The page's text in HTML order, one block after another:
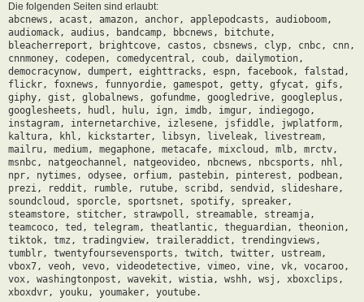
Die folgenden Seiten sind erlaubt:
abcnews, acast, amazon, anchor, applepodcasts, audioboom,
audiomack, audius, bandcamp, bbcnews, bitchute,
bleacherreport, brightcove, castos, cbsnews, clyp, cnbc, cnn,
cnnmoney, codepen, comedycentral, coub, dailymotion,
democracynow, dumpert, eighttracks, espn, facebook, falstad,
flickr, foxnews, funnyordie, gamespot, getty, gfycat, gifs,
giphy, gist, globalnews, gofundme, googledrive, googleplus,
googlesheets, hudl, hulu, ign, imdb, imgur, indiegogo,
instagram, internetarchive, izlesene, jsfiddle, jwplatform,
kaltura, khl, kickstarter, libsyn, liveleak, livestream,
mailru, medium, megaphone, metacafe, mixcloud, mlb, mrctv,
msnbc, natgeochannel, natgeovideo, nbcnews, nbcsports, nhl,
npr, nytimes, odysee, orfium, pastebin, pinterest, podbean,
prezi, reddit, rumble, rutube, scribd, sendvid, slideshare,
soundcloud, sporcle, sportsnet, spotify, spreaker,
steamstore, stitcher, strawpoll, streamable, streamja,
teamcoco, ted, telegram, theatlantic, theguardian, theonion,
tiktok, tmz, tradingview, traileraddict, trendingviews,
tumblr, twentyfoursevensports, twitch, twitter, ustream,
vbox7, veoh, vevo, videodetective, vimeo, vine, vk, vocaroo,
vox, washingtonpost, wavekit, wistia, wshh, wsj, xboxclips,
xboxdvr, youku, youmaker, youtube.